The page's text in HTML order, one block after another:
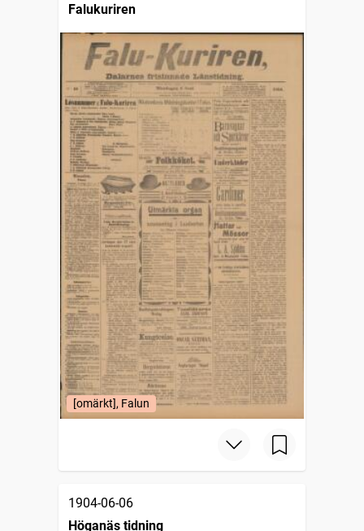
Falukuriren
[omärkt], Falun
1904-06-06
Höganäs tidning